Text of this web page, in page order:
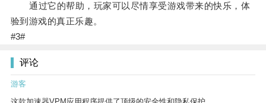
通过它的帮助，玩家可以尽情享受游戏带来的快乐，体
验到游戏的真正乐趣。
#3#
评论
游客